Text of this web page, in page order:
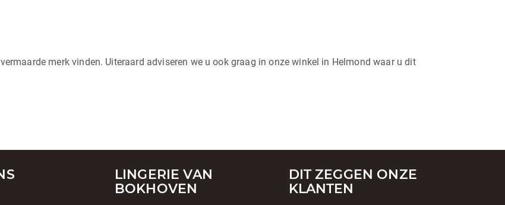
merk vinden. Uiteraard adviseren we u ook graag in onze winkel in Helmond waar u dit
LINGERIE VAN
BOKHOVEN
DIT ZEGGEN ONZE
KLANTEN